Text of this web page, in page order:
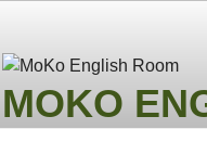
MOKO